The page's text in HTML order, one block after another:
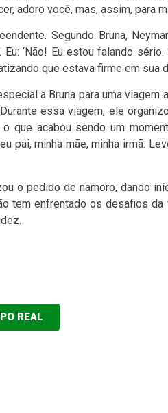
adoro você, mas, assim, para
Segundo Bruna,
‘Não! Eu estou falando
que estava firme em sua
a Bruna para uma viagem
essa viagem, ele
que acabou sendo um
pai, minha mãe, minha irmã.
o pedido de namoro, dando
tem enfrentado os desafios da
REAL